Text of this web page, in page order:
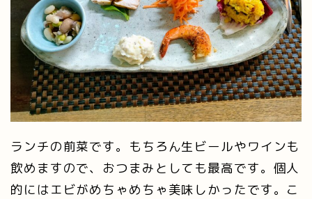
ランチの前菜です。もちろん生ビールやワインも
飲めますので、おつまみとしても最高です。個人
的にはエビがめちゃめちゃ美味しかったです。こ